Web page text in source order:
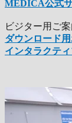
MEDICA公式
ビジター用ご案
ダウンロード用
インタラクティ